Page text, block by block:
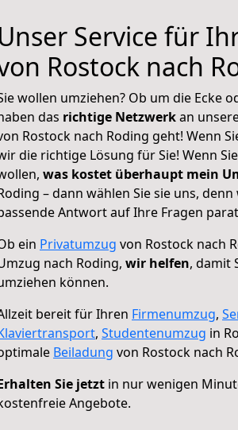
Service für
Rostock nach
wollen umziehen? Ob um die Ecke
das richtige Netzwerkan
Rostock nach Roding geht! Wenn
die richtige Lösung für Sie! Wenn
was kostet überhaupt mein
– dann wählen Sie sie uns,
Antwort auf Ihre Fragen
ein Privatumzug von Rostock nach
nach Roding, wir helfen, damit
können.
bereit für Ihren Firmenumzug,
, Studentenumzug in
Beiladung von Rostock nach
Sie jetzt in nur wenigen
Angebote.